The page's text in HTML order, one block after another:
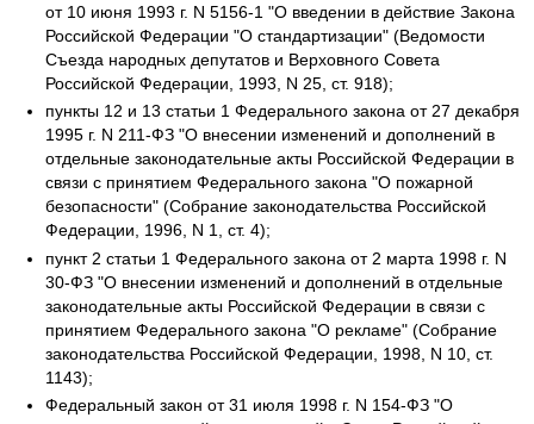
от 10 июня 1993 г. N 5156-1 "О введении в действие Закона
Российской Федерации "О стандартизации" (Ведомости
Съезда народных депутатов и Верховного Совета
Российской Федерации, 1993, N 25, ст. 918);
пункты 12 и 13 статьи 1 Федерального закона от 27 декабря
1995 г. N 211-ФЗ "О внесении изменений и дополнений в
отдельные законодательные акты Российской Федерации в
связи с принятием Федерального закона "О пожарной
безопасности" (Собрание законодательства Российской
Федерации, 1996, N 1, ст. 4);
пункт 2 статьи 1 Федерального закона от 2 марта 1998 г. N
30-ФЗ "О внесении изменений и дополнений в отдельные
законодательные акты Российской Федерации в связи с
принятием Федерального закона "О рекламе" (Собрание
законодательства Российской Федерации, 1998, N 10, ст.
1143);
Федеральный закон от 31 июля 1998 г. N 154-ФЗ "О